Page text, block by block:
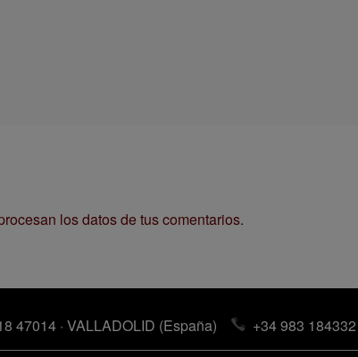
los datos de tus comentarios.
47014 · VALLADOLID (España) +34 983 184332